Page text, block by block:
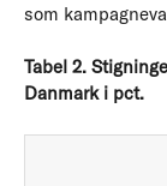
som
Tabel 2.
Danmark i pct.